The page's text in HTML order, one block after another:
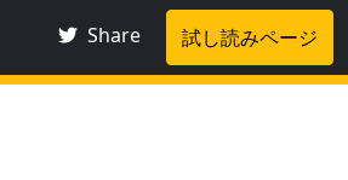
Share 試し読みページ